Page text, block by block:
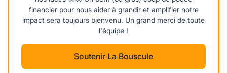
financier pour nous aider à grandir et amplifier notre
impact sera toujours bienvenu. Un grand merci de toute
l'équipe !
Soutenir La Bouscule